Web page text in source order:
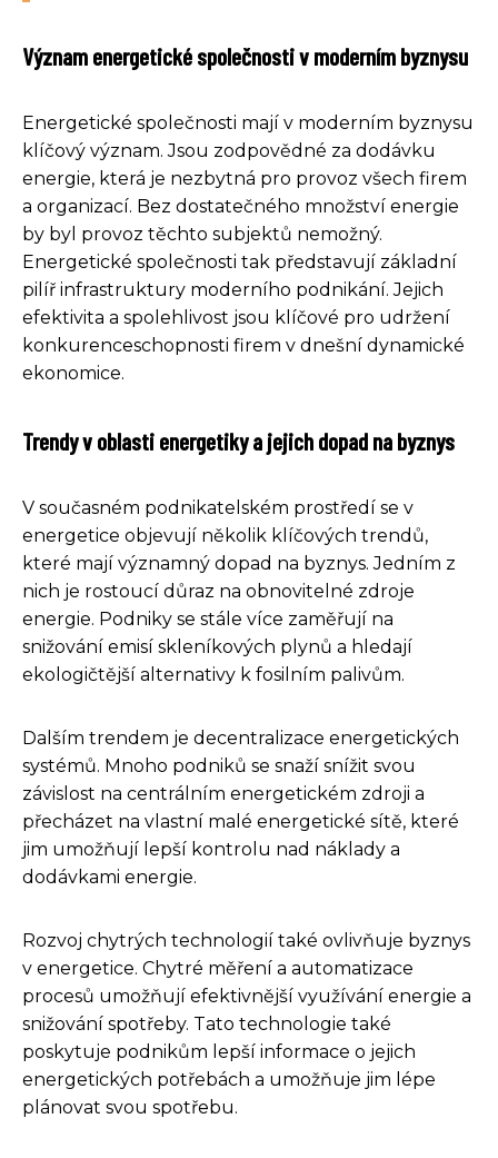
Význam energetické společnosti v moderním byznysu
Energetické společnosti mají v moderním byznysu
klíčový význam. Jsou zodpovědné za dodávku
energie, která je nezbytná pro provoz všech firem
a organizací. Bez dostatečného množství energie
by byl provoz těchto subjektů nemožný.
Energetické společnosti tak představují základní
pilíř infrastruktury moderního podnikání. Jejich
efektivita a spolehlivost jsou klíčové pro udržení
konkurenceschopnosti firem v dnešní dynamické
ekonomice.
Trendy v oblasti energetiky a jejich dopad na byznys
V současném podnikatelském prostředí se v
energetice objevují několik klíčových trendů,
které mají významný dopad na byznys. Jedním z
nich je rostoucí důraz na obnovitelné zdroje
energie. Podniky se stále více zaměřují na
snižování emisí skleníkových plynů a hledají
ekologičtější alternativy k fosilním palivům.
Dalším trendem je decentralizace energetických
systémů. Mnoho podniků se snaží snížit svou
závislost na centrálním energetickém zdroji a
přecházet na vlastní malé energetické sítě, které
jim umožňují lepší kontrolu nad náklady a
dodávkami energie.
Rozvoj chytrých technologií také ovlivňuje byznys
v energetice. Chytré měření a automatizace
procesů umožňují efektivnější využívání energie a
snižování spotřeby. Tato technologie také
poskytuje podnikům lepší informace o jejich
energetických potřebách a umožňuje jim lépe
plánovat svou spotřebu.